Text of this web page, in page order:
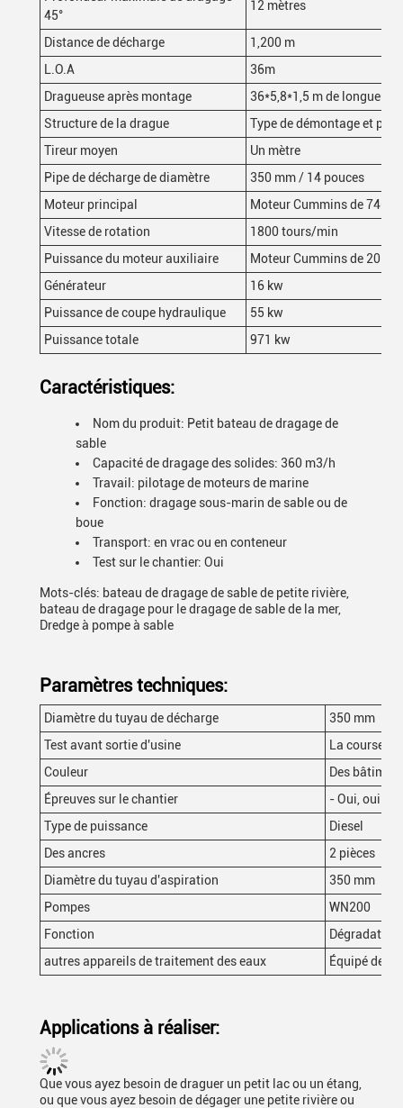
45°
12 mètres
Distance de décharge
1,200 m
L.O.A
36m
Dragueuse après montage
36*5,8*1,5 m de longueur
Structure de la drague
Type de démontage et
Tireur moyen
Un mètre
Pipe de décharge de diamètre
350 mm / 14 pouces
Moteur principal
Moteur Cummins de 746
Vitesse de rotation
1800 tours/min
Puissance du moteur auxiliaire
Moteur Cummins de 201
Générateur
16 kw
Puissance de coupe hydraulique
55 kw
Puissance totale
971 kw
Caractéristiques:
Nom du produit: Petit bateau de dragage de
sable
Capacité de dragage des solides: 360 m3/h
Travail: pilotage de moteurs de marine
Fonction: dragage sous-marin de sable ou de
boue
Transport: en vrac ou en conteneur
Test sur le chantier: Oui
Mots-clés: bateau de dragage de sable de petite rivière,
bateau de dragage pour le dragage de sable de la mer,
Dredge à pompe à sable
Paramètres techniques:
Diamètre du tuyau de décharge
350 mm
Test avant sortie d'usine
La course
Couleur
Des
Épreuves sur le chantier
- Oui, oui.
Type de puissance
Diesel
Des ancres
2 pièces
Diamètre du tuyau d'aspiration
350 mm
Pompes
WN200
Fonction
Dégradation
autres appareils de traitement des eaux
Équipé de
Applications à réaliser:
Que vous ayez besoin de draguer un petit lac ou un étang,
ou que vous ayez besoin de dégager une petite rivière ou